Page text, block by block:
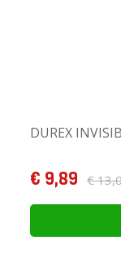
DUREX
€ 9,89 €